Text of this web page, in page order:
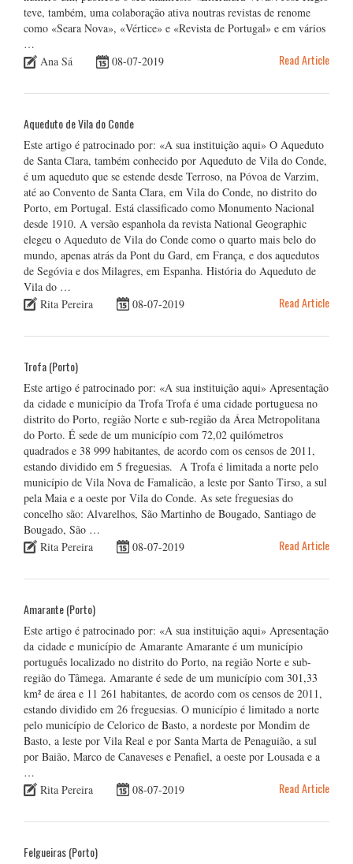
teve, também, uma colaboração ativa noutras revistas de renome
como «Seara Nova», «Vértice» e «Revista de Portugal» e em vários
…
Ana Sá
08-07-2019 Read Article
Aqueduto de Vila do Conde
Este artigo é patrocinado por: «A sua instituição aqui» O Aqueduto
de Santa Clara, também conhecido por Aqueduto de Vila do Conde,
é um aqueduto que se estende desde Terroso, na Póvoa de Varzim,
até ao Convento de Santa Clara, em Vila do Conde, no distrito do
Porto, em Portugal. Está classificado como Monumento Nacional
desde 1910. A versão espanhola da revista National Geographic
elegeu o Aqueduto de Vila do Conde como o quarto mais belo do
mundo, apenas atrás da Pont du Gard, em França, e dos aquedutos
de Segóvia e dos Milagres, em Espanha. História do Aqueduto de
Vila do …
Rita Pereira
08-07-2019 Read Article
Trofa (Porto)
Este artigo é patrocinado por: «A sua instituição aqui» Apresentação
da cidade e município da Trofa Trofa é uma cidade portuguesa no
distrito do Porto, região Norte e sub-região da Área Metropolitana
do Porto. É sede de um município com 72,02 quilómetros
quadrados e 38 999 habitantes, de acordo com os censos de 2011,
estando dividido em 5 freguesias. A Trofa é limitada a norte pelo
município de Vila Nova de Famalicão, a leste por Santo Tirso, a sul
pela Maia e a oeste por Vila do Conde. As sete freguesias do
concelho são: Alvarelhos, São Martinho de Bougado, Santiago de
Bougado, São …
Rita Pereira
08-07-2019 Read Article
Amarante (Porto)
Este artigo é patrocinado por: «A sua instituição aqui» Apresentação
da cidade e município de Amarante Amarante é um município
português localizado no distrito do Porto, na região Norte e sub-
região do Tâmega. Amarante é sede de um município com 301,33
km² de área e 11 261 habitantes, de acordo com os censos de 2011,
estando dividido em 26 freguesias. O município é limitado a norte
pelo município de Celorico de Basto, a nordeste por Mondim de
Basto, a leste por Vila Real e por Santa Marta de Penaguião, a sul
por Baião, Marco de Canaveses e Penafiel, a oeste por Lousada e a
…
Rita Pereira
08-07-2019 Read Article
Felgueiras (Porto)